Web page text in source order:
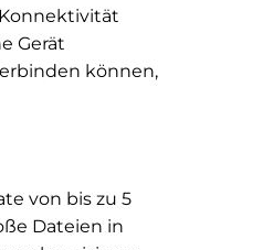
Konnektivität
Gerät
können,
von bis zu 5
Dateien in